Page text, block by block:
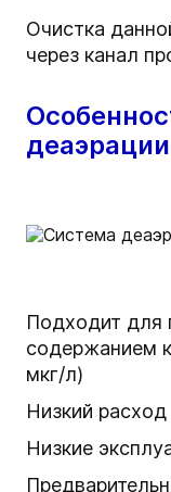
Очистка
через канал
Подходит для
содержанием
мкг/л)
Низкий
Низкие